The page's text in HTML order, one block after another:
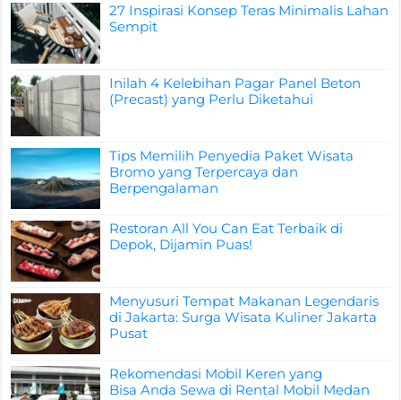
27 Inspirasi Konsep Teras Minimalis Lahan
Sempit
Inilah 4 Kelebihan Pagar Panel Beton
(Precast) yang Perlu Diketahui
Tips Memilih Penyedia Paket Wisata
Bromo yang Terpercaya dan
Berpengalaman
Restoran All You Can Eat Terbaik di
Depok, Dijamin Puas!
Menyusuri Tempat Makanan Legendaris
di Jakarta: Surga Wisata Kuliner Jakarta
Pusat
Rekomendasi Mobil Keren yang
Bisa Anda Sewa di Rental Mobil Medan